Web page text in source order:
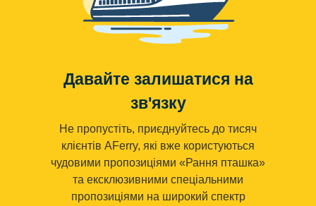
Давайте залишатися на
зв'язку
Не пропустіть, приєднуйтесь до тисяч
клієнтів AFerry, які вже користуються
чудовими пропозиціями «Рання пташка»
та ексклюзивними спеціальними
пропозиціями на широкий спектр